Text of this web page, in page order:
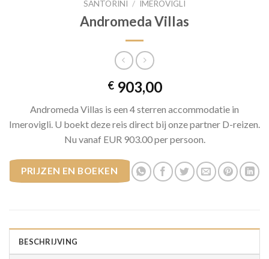
SANTORINI / IMEROVIGLI
Andromeda Villas
€903,00
Andromeda Villas is een 4 sterren accommodatie in
Imerovigli. U boekt deze reis direct bij onze partner D-reizen.
Nu vanaf EUR 903.00 per persoon.
PRIJZEN EN BOEKEN
BESCHRIJVING